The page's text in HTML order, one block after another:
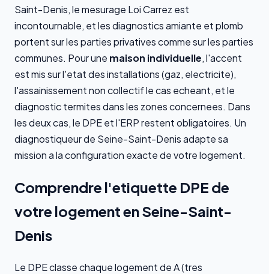
Saint-Denis, le mesurage Loi Carrez est
incontournable, et les diagnostics amiante et plomb
portent sur les parties privatives comme sur les parties
communes. Pour une maison individuelle, l'accent
est mis sur l'etat des installations (gaz, electricite),
l'assainissement non collectif le cas echeant, et le
diagnostic termites dans les zones concernees. Dans
les deux cas, le DPE et l'ERP restent obligatoires. Un
diagnostiqueur de Seine-Saint-Denis adapte sa
mission a la configuration exacte de votre logement.
Comprendre l'etiquette DPE de
votre logement en Seine-Saint-
Denis
Le DPE classe chaque logement de A (tres